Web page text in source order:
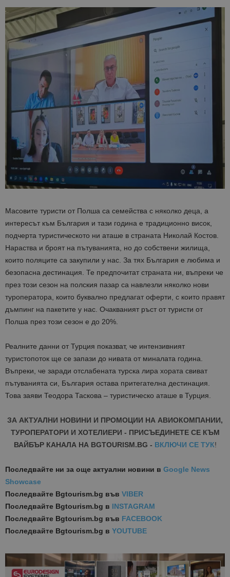
Масовите туристи от Полша са семейства с няколко деца, а
интересът към България и тази година е традиционно висок,
подчерта туристическото ни аташе в страната Николай Костов.
Нараства и броят на пътуванията, но до собствени жилища,
които поляците са закупили у нас. За тях България е любима и
безопасна дестинация. Те предпочитат страната ни, въпреки че
през този сезон на полския пазар са навлезли няколко нови
туроператора, които буквално предлагат оферти, с които правят
дъмпинг на пакетите у нас. Очакваният ръст от туристи от
Полша през този сезон е до 20%.
Реалните данни от Турция показват, че интензивният
туристопоток ще се запази до нивата от миналата година.
Въпреки, че заради отслабената турска лира хората свиват
пътуванията си, България остава притегателна дестинация.
Това заяви Теодора Таскова – туристическо аташе в Турция.
ЗА АКТУАЛНИ НОВИНИ И ПРОМОЦИИ НА АВИОКОМПАНИИ,
ТУРОПЕРАТОРИ И ХОТЕЛИЕРИ - ПРИСЪЕДИНЕТЕ СЕ КЪМ
ВАЙБЪР КАНАЛА НА BGTOURISM.BG - ВКЛЮЧИ СЕ ТУК!
Последвайте ни за още актуални новини в Google News
Showcase
Последвайте Bgtourism.bg във VIBER
Последвайте Bgtourism.bg в INSTAGRAM
Последвайте Bgtourism.bg във FACEBOOK
Последвайте Bgtourism.bg в YOUTUBE